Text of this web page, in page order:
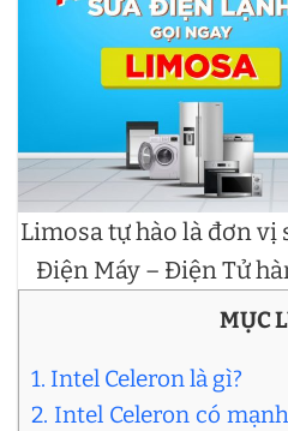
Limosa tự hào là đơn vị
Điện Máy – Điện Tử
MỤC
1. Intel Celeron là gì?
2. Intel Celeron có